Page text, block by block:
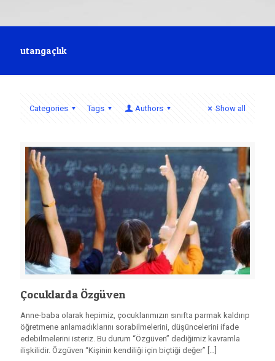
utangaçlık
Categories Tags Authors Show all
Çocuklarda Özgüven
Anne-baba olarak hepimiz, çocuklarımızın sınıfta parmak kaldırıp
öğretmene anlamadıklarını sorabilmelerini, düşüncelerini ifade
edebilmelerini isteriz. Bu durum “Özgüven” dediğimiz kavramla
ilişkilidir. Özgüven “Kişinin kendiliği için biçtiği değer” […]